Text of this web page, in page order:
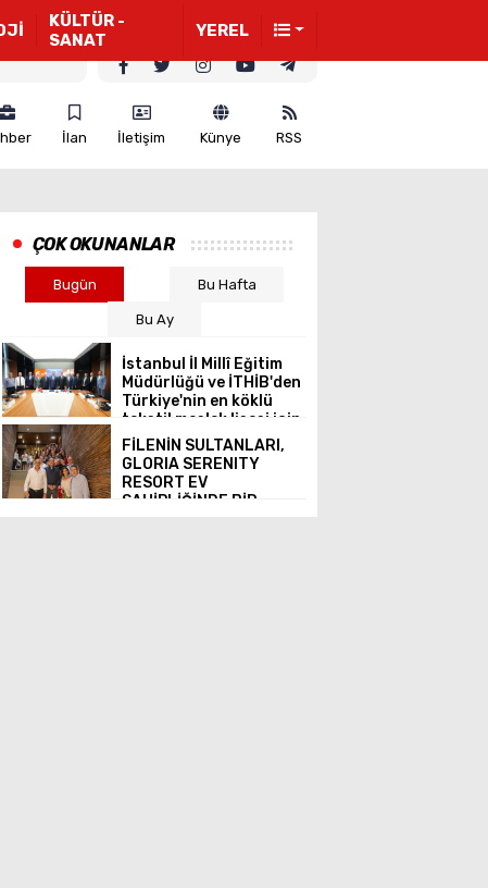
KÜLTÜR -
SANAT
YEREL
İlan İletişim Künye RSS
ÇOK OKUNANLAR
Bugün Bu Hafta
Bu Ay
İstanbul İl Millî Eğitim
Müdürlüğü ve İTHİB'den
Türkiye'nin en köklü
tekstil meslek lisesi için
ortak vizyon
FİLENİN SULTANLARI,
GLORIA SERENITY
RESORT EV
SAHİPLİĞİNDE BİR